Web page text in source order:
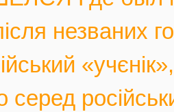
незваних